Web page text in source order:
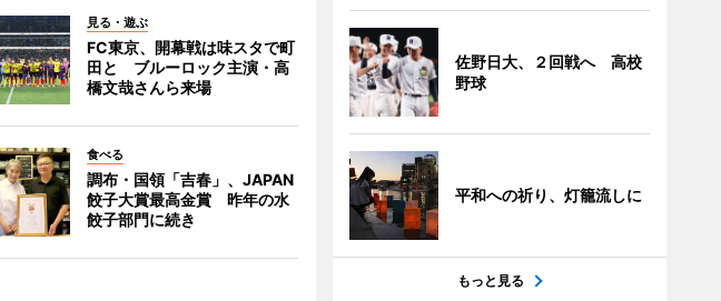
見る・遊ぶ
FC東京、開幕戦は味スタで町
田と ブルーロック主演・高
橋文哉さんら来場
食べる
調布・国領「吉春」、JAPAN
餃子大賞最高金賞 昨年の水
餃子部門に続き
佐野日大、２回戦へ 高校
野球
平和への祈り、灯籠流しに
もっと見る